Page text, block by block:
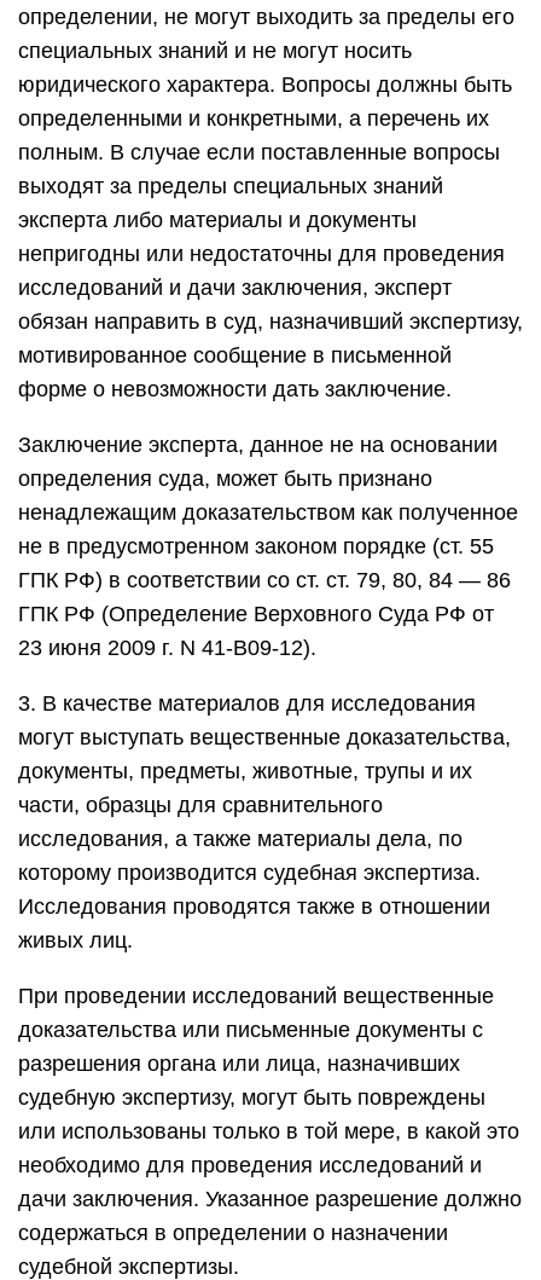
определении, не могут выходить за пределы его
специальных знаний и не могут носить
юридического характера. Вопросы должны быть
определенными и конкретными, а перечень их
полным. В случае если поставленные вопросы
выходят за пределы специальных знаний
эксперта либо материалы и документы
непригодны или недостаточны для проведения
исследований и дачи заключения, эксперт
обязан направить в суд, назначивший экспертизу,
мотивированное сообщение в письменной
форме о невозможности дать заключение.
Заключение эксперта, данное не на основании
определения суда, может быть признано
ненадлежащим доказательством как полученное
не в предусмотренном законом порядке (ст. 55
ГПК РФ) в соответствии со ст. ст. 79, 80, 84 — 86
ГПК РФ (Определение Верховного Суда РФ от
23 июня 2009 г. N 41-В09-12).
3. В качестве материалов для исследования
могут выступать вещественные доказательства,
документы, предметы, животные, трупы и их
части, образцы для сравнительного
исследования, а также материалы дела, по
которому производится судебная экспертиза.
Исследования проводятся также в отношении
живых лиц.
При проведении исследований вещественные
доказательства или письменные документы с
разрешения органа или лица, назначивших
судебную экспертизу, могут быть повреждены
или использованы только в той мере, в какой это
необходимо для проведения исследований и
дачи заключения. Указанное разрешение должно
содержаться в определении о назначении
судебной экспертизы.